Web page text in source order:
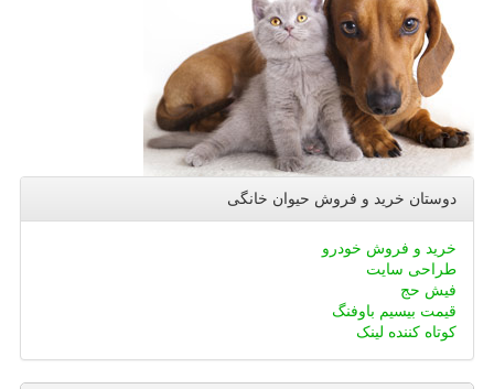
دوستان خرید و فروش حیوان خانگی
خرید و فروش خودرو
طراحی سایت
فیش حج
قیمت بیسیم باوفنگ
کوتاه کننده لینک